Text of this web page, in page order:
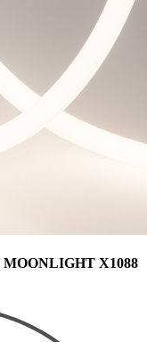
MOONLIGHT X1088